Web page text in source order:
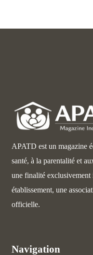
APATD est un magazine
santé, à la parentalité et
une finalité exclusivement
établissement, une
officielle.
Navigation